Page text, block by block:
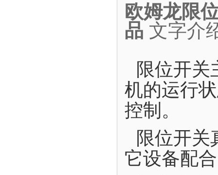
欧姆龙限
品 文字介
限位开关
机的运行
控制。
限位开关
它设备配